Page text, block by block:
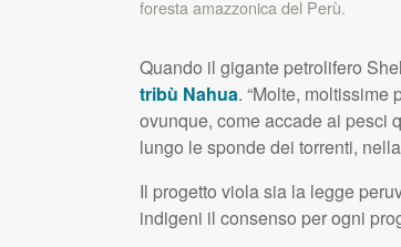
foresta amazzonica del Perù.
Quando il gigante petrolifero
tribù Nahua. “Molte, moltissime
ovunque, come accade ai pesci
lungo le sponde dei torrenti,
Il progetto viola sia la legge
indigeni il consenso per ogni